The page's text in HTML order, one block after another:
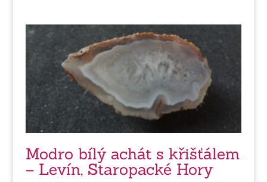
Modro bílý achát s křišťálem
– Levín, Staropacké Hory